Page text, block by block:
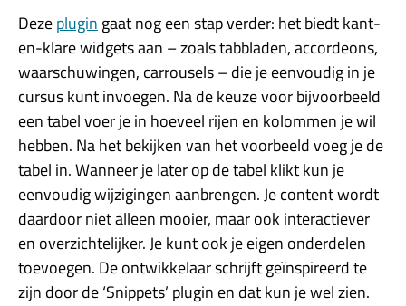
Dezeplugin gaat nog een stap verder: het biedt kant-
en-klare widgets aan – zoals tabbladen, accordeons,
waarschuwingen, carrousels – die je eenvoudig in je
cursus kunt invoegen. Na de keuze voor bijvoorbeeld
een tabel voer je in hoeveel rijen en kolommen je wil
hebben. Na het bekijken van het voorbeeld voeg je de
tabel in. Wanneer je later op de tabel klikt kun je
eenvoudig wijzigingen aanbrengen. Je content wordt
daardoor niet alleen mooier, maar ook interactiever
en overzichtelijker. Je kunt ook je eigen onderdelen
toevoegen. De ontwikkelaar schrijft geïnspireerd te
zijn door de ‘Snippets’ plugin en dat kun je wel zien.